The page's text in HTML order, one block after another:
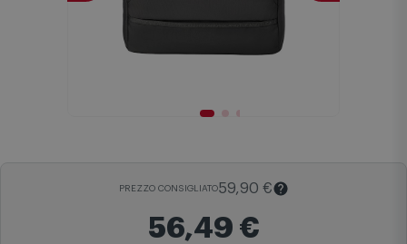
PREZZO CONSIGLIATO59,90 €
56,49 €